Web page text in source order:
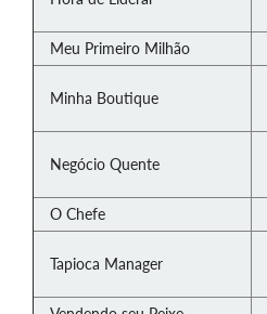
Meu Primeiro Milhão
Minha Boutique
Negócio Quente
O Chefe
Tapioca Manager